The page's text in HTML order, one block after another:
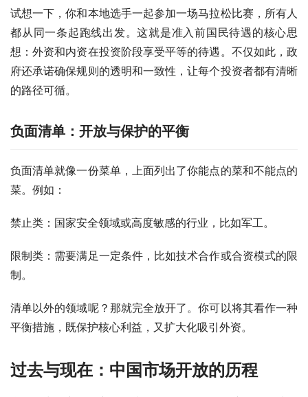
试想一下，你和本地选手一起参加一场马拉松比赛，所有人
都从同一条起跑线出发。这就是准入前国民待遇的核心思
想：外资和内资在投资阶段享受平等的待遇。不仅如此，政
府还承诺确保规则的透明和一致性，让每个投资者都有清晰
的路径可循。
负面清单：开放与保护的平衡
负面清单就像一份菜单，上面列出了你能点的菜和不能点的
菜。例如：
禁止类：国家安全领域或高度敏感的行业，比如军工。
限制类：需要满足一定条件，比如技术合作或合资模式的限
制。
清单以外的领域呢？那就完全放开了。你可以将其看作一种
平衡措施，既保护核心利益，又扩大化吸引外资。
过去与现在：中国市场开放的历程